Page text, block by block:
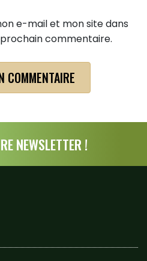
e-mail et mon site dans
commentaire.
NEWSLETTER !